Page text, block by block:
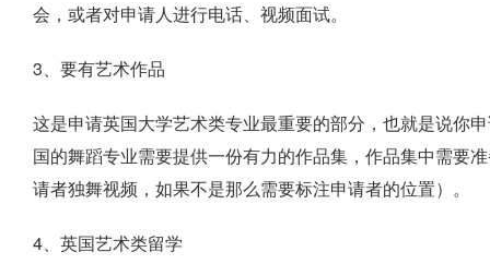
会，或者对申请人进行电话、视频面试。
3、要有艺术作品
这是申请英国大学艺术类专业最重要的部分，也就是说你
国的舞蹈专业需要提供一份有力的作品集，作品集中需要
请者独舞视频，如果不是那么需要标注申请者的位置）。
4、英国艺术类留学